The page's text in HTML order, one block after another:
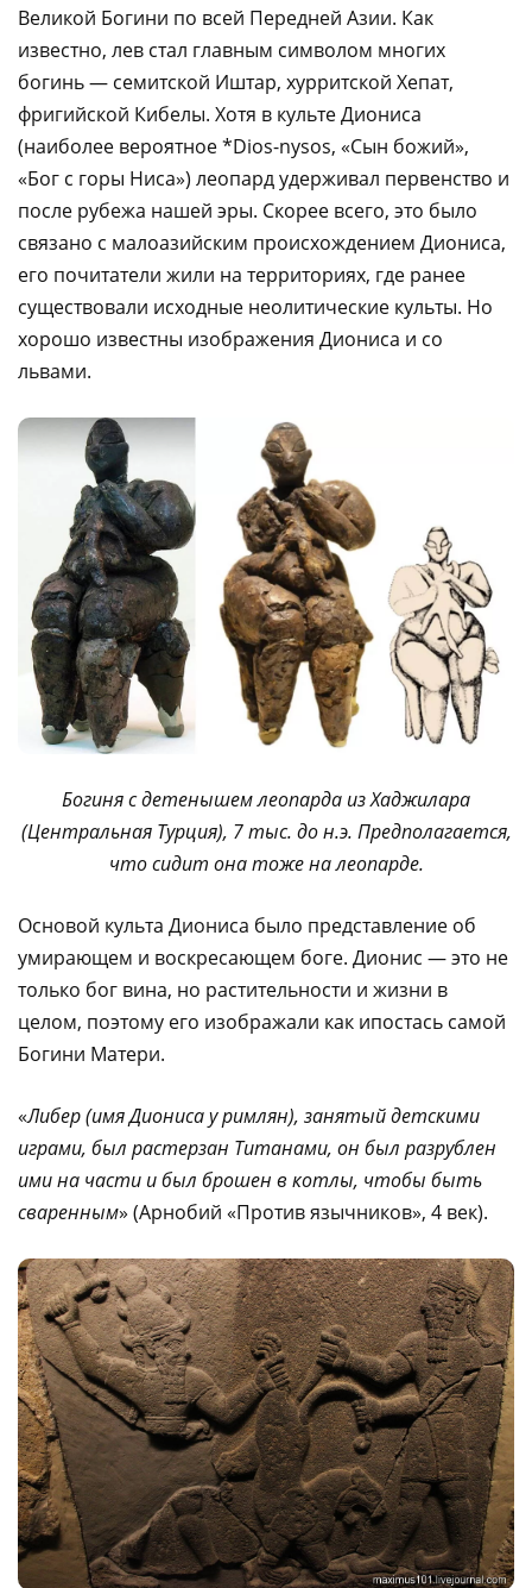
Великой Богини по всей Передней Азии. Как
известно, лев стал главным символом многих
богинь — семитской Иштар, хурритской Хепат,
фригийской Кибелы. Хотя в культе Диониса
(наиболее вероятное *Dios-nysos, «Сын божий»,
«Бог с горы Ниса») леопард удерживал первенство и
после рубежа нашей эры. Скорее всего, это было
связано с малоазийским происхождением Диониса,
его почитатели жили на территориях, где ранее
существовали исходные неолитические культы. Но
хорошо известны изображения Диониса и со
львами.
Богиня с детенышем леопарда из Хаджилара
(Центральная Турция), 7 тыс. до н.э. Предполагается,
что сидит она тоже на леопарде.
Основой культа Диониса было представление об
умирающем и воскресающем боге. Дионис — это не
только бог вина, но растительности и жизни в
целом, поэтому его изображали как ипостась самой
Богини Матери.
«Либер (имя Диониса у римлян), занятый детскими
играми, был растерзан Титанами, он был разрублен
ими на части и был брошен в котлы, чтобы быть
сваренным» (Арнобий «Против язычников», 4 век).